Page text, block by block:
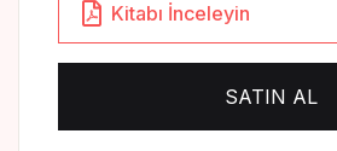
Kitabı İnceleyin
SATIN AL